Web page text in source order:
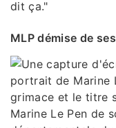
MLP démise de